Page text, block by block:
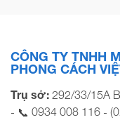
CÔNG TY TNHH
PHONG CÁCH
Trụ sở: 292/33/15A
- 📞 0934 008 116 -